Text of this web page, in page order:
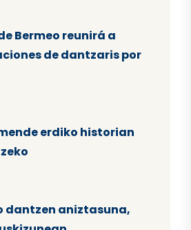
Bermeo reunirá a
de dantzaris por
erdiko historian
dantzen aniztasuna,